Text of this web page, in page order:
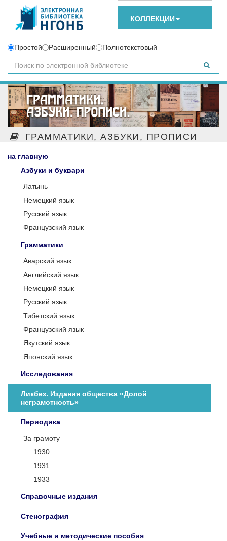
КОЛЛЕКЦИИ
Простой Расширенный Полнотекстовый
ГРАММАТИКИ, АЗБУКИ, ПРОПИСИ
на главную
Азбуки и буквари
Латынь
Немецкий язык
Русский язык
Французский язык
Грамматики
Аварский язык
Английский язык
Немецкий язык
Русский язык
Тибетский язык
Французский язык
Якутский язык
Японский язык
Исследования
Ликбез. Издания общества «Долой
неграмотность»
Периодика
За грамоту
1930
1931
1933
Справочные издания
Стенография
Учебные и методические пособия